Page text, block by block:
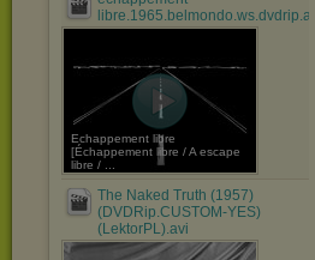
libre.1965.belmondo.ws.dvdrip.avi
Echappement libre
[Échappement libre / A escape
libre / ...
The Naked Truth (1957)
(DVDRip.CUSTOM-YES)
(LektorPL).avi